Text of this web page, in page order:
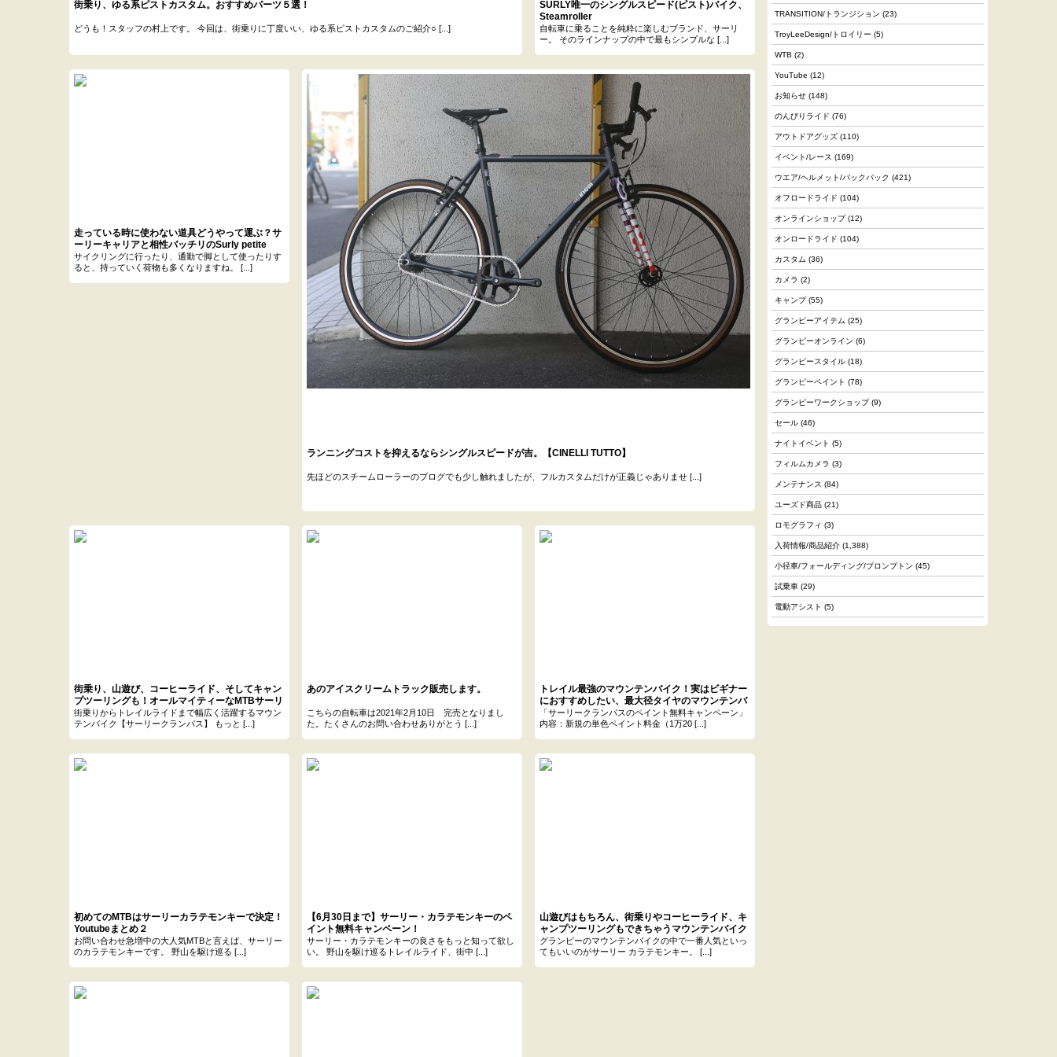
街乗り、ゆる系ピストカスタム。おすすめパーツ５選！
どうも！スタッフの村上です。 今回は、街乗りに丁度いい、ゆる系ピストカスタムのご紹介○ [...]
SURLY唯一のシングルスピード(ピスト)バイク、
Steamroller
自転車に乗ることを純粋に楽しむブランド、サーリ
ー。 そのラインナップの中で最もシンプルな [...]
走っている時に使わない道具どうやって運ぶ？サ
ーリーキャリアと相性バッチリのSurly petite
porteur house bagについて
サイクリングに行ったり、通勤で脚として使ったりす
ると、持っていく荷物も多くなりますね。 [...]
ランニングコストを抑えるならシングルスピードが吉。【CINELLI TUTTO】
先ほどのスチームローラーのブログでも少し触れましたが、フルカスタムだけが正義じゃありませ [...]
街乗り、山遊び、コーヒーライド、そしてキャン
プツーリングも！オールマイティーなMTBサーリ
ークランパス Youtubeまとめ
街乗りからトレイルライドまで幅広く活躍するマウン
テンバイク【サーリークランパス】 もっと [...]
あのアイスクリームトラック販売します。
こちらの自転車は2021年2月10日 完売となりまし
た。たくさんのお問い合わせありがとう [...]
トレイル最強のマウンテンバイク！実はビギナー
におすすめしたい、最大径タイヤのマウンテンバ
イク。
「サーリークランパスのペイント無料キャンペーン」
内容：新規の単色ペイント料金（1万20 [...]
初めてのMTBはサーリーカラテモンキーで決定！
Youtubeまとめ２
お問い合わせ急増中の大人気MTBと言えば、サーリー
のカラテモンキーです。 野山を駆け巡る [...]
【6月30日まで】サーリー・カラテモンキーのペ
イント無料キャンペーン！
サーリー・カラテモンキーの良さをもっと知って欲し
い。 野山を駆け巡るトレイルライド、街中 [...]
山遊びはもちろん、街乗りやコーヒーライド、キ
ャンプツーリングもできちゃうマウンテンバイク
カラテモンキー Youtubeまとめ
グランピーのマウンテンバイクの中で一番人気といっ
てもいいのがサーリー カラテモンキー。 [...]
TRANSITION/トランジション (23)
TroyLeeDesign/トロイリー (5)
WTB (2)
YouTube (12)
お知らせ (148)
のんびりライド (76)
アウトドアグッズ (110)
イベント/レース (169)
ウエア/ヘルメット/バックパック (421)
オフロードライド (104)
オンラインショップ(12)
オンロードライド (104)
カスタム (36)
カメラ (2)
キャンプ(55)
グランピーアイテム (25)
グランピーオンライン (6)
グランピースタイル (18)
グランピーペイント (78)
グランピーワークショップ(9)
セール (46)
ナイトイベント (5)
フィルムカメラ (3)
メンテナンス (84)
ユーズド商品 (21)
ロモグラフィ (3)
入荷情報/商品紹介 (1,388)
小径車/フォールディング/ブロンプトン (45)
試乗車 (29)
電動アシスト (5)